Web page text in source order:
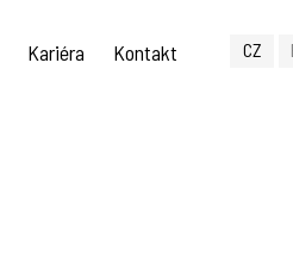
CZ
Kariéra Kontakt